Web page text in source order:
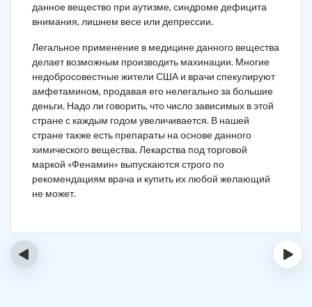
данное вещество при аутизме, синдроме дефицита
внимания, лишнем весе или депрессии.
Легальное применение в медицине данного вещества
делает возможным производить махинации. Многие
недобросовестные жители США и врачи спекулируют
амфетамином, продавая его нелегально за большие
деньги. Надо ли говорить, что число зависимых в этой
стране с каждым годом увеличивается. В нашей
стране также есть препараты на основе данного
химического вещества. Лекарства под торговой
маркой «Фенамин» выпускаются строго по
рекомендациям врача и купить их любой желающий
не может.
‹ ›